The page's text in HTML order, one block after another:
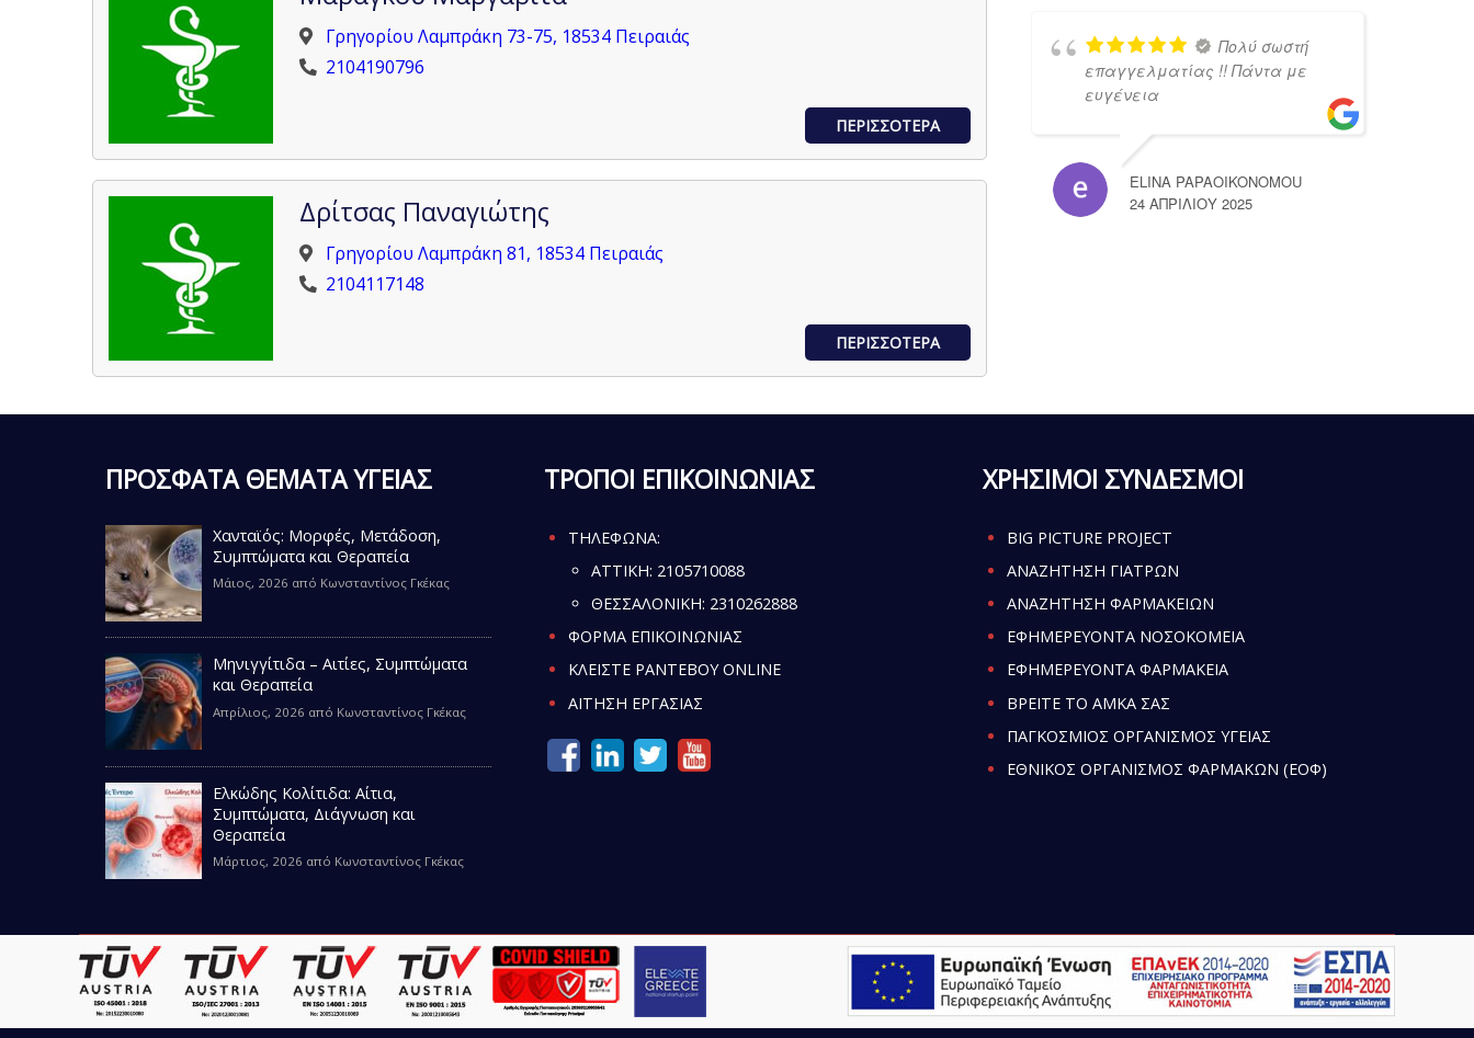
Γρηγορίου Λαμπράκη 73-75, 18534 Πειραιάς
2104190796
ΠΕΡΙΣΣΟΤΕΡΑ
Δρίτσας Παναγιώτης
Γρηγορίου Λαμπράκη 81, 18534 Πειραιάς
2104117148
ΠΕΡΙΣΣΟΤΕΡΑ
Πολύ σωστή
επαγγελματίας !! Πάντα με
ευγένεια
ELINA PAPAOIKONOMOU
24 ΑΠΡΙΛΊΟΥ 2025
ΠΡΟΣΦΑΤΑ ΘΕΜΑΤΑ ΥΓΕΙΑΣ
Χανταϊός: Μορφές, Μετάδοση,
Συμπτώματα και Θεραπεία
Μάιος, 2026 από Κωνσταντίνος Γκέκας
Μηνιγγίτιδα – Αιτίες, Συμπτώματα
και Θεραπεία
Απρίλιος, 2026 από Κωνσταντίνος Γκέκας
Ελκώδης Κολίτιδα: Αίτια,
Συμπτώματα, Διάγνωση και
Θεραπεία
Μάρτιος, 2026 από Κωνσταντίνος Γκέκας
ΤΡΟΠΟΙ ΕΠΙΚΟΙΝΩΝΙΑΣ
ΤΗΛΕΦΩΝΑ:
ATTIKH: 2105710088
ΘΕΣΣΑΛΟΝΙΚΗ: 2310262888
ΦΟΡΜΑ ΕΠΙΚΟΙΝΩΝΙΑΣ
ΚΛΕΙΣΤΕ ΡΑΝΤΕΒΟΥ ONLINE
ΑΙΤΗΣΗ ΕΡΓΑΣΙΑΣ
ΧΡΗΣΙΜΟΙ ΣΥΝΔΕΣΜΟΙ
BIG PICTURE PROJECT
ΑΝΑΖΗΤΗΣΗ ΓΙΑΤΡΩΝ
ΑΝΑΖΗΤΗΣΗ ΦΑΡΜΑΚΕΙΩΝ
ΕΦΗΜΕΡΕΥΟΝΤΑ ΝΟΣΟΚΟΜΕΙΑ
ΕΦΗΜΕΡΕΥΟΝΤΑ ΦΑΡΜΑΚΕΙΑ
ΒΡΕΙΤΕ ΤΟ ΑΜΚΑ ΣΑΣ
ΠΑΓΚΟΣΜΙΟΣ ΟΡΓΑΝΙΣΜΟΣ ΥΓΕΙΑΣ
ΕΘΝΙΚΟΣ ΟΡΓΑΝΙΣΜΟΣ ΦΑΡΜΑΚΩΝ (ΕΟΦ)